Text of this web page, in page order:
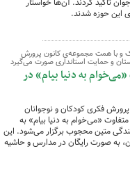
این حوزه شدند.
و با همت مجموعه‌ی کانون پرورش
و حمایت استانداری صورت می‌گیرد
به دنیا بیام» در
فکری کودکان و نوجوانان
«می‌خوام به دنیا بیام» به
متین محجوب برگزار می‌شود. این
به صورت رایگان در مدارس و حاشیه